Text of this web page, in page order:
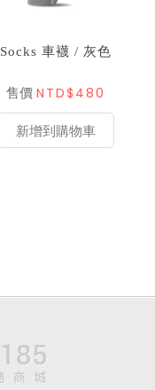
Socks 車襪 / 灰色
售價 NTD$480
新增到購物車